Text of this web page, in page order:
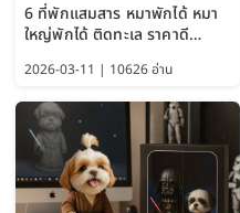
6 ที่พักแสมสาร หมาพักได้ หมา
ใหญ่พักได้ ติดทะเล ราคาดี
2026-03-11 | 10626 อ่าน